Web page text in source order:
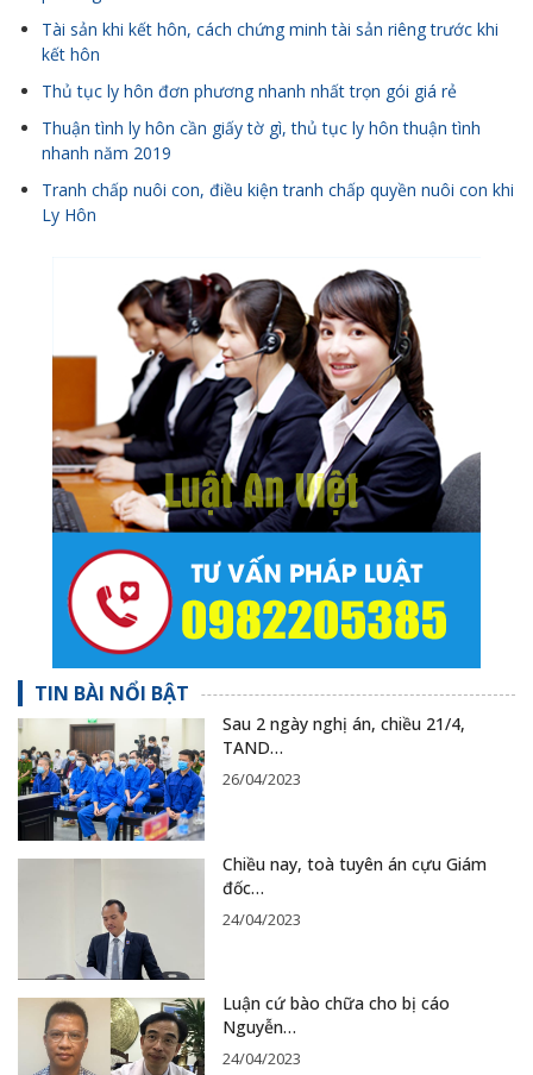
Tài sản khi kết hôn, cách chứng minh tài sản riêng trước khi
kết hôn
Thủ tục ly hôn đơn phương nhanh nhất trọn gói giá rẻ
Thuận tình ly hôn cần giấy tờ gì, thủ tục ly hôn thuận tình
nhanh năm 2019
Tranh chấp nuôi con, điều kiện tranh chấp quyền nuôi con khi
Ly Hôn
TIN BÀI NỔI BẬT
Sau 2 ngày nghị án, chiều 21/4,
TAND…
26/04/2023
Chiều nay, toà tuyên án cựu Giám
đốc…
24/04/2023
Luận cứ bào chữa cho bị cáo
Nguyễn…
24/04/2023